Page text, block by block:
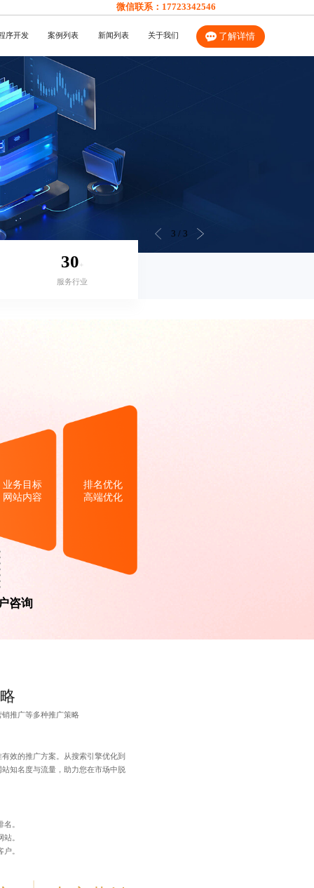
微信联系： 17723342546
序开发 案例列表 新闻列表 关于我们 了解详情
3 / 3
30+
服务行业
业务目标
网站内容
排名优化
高端优化
咨询
推广等多种推广策略
效的推广方案。从搜索引擎优化到
知名度与流量，助力您在市场中脱
。
。
。